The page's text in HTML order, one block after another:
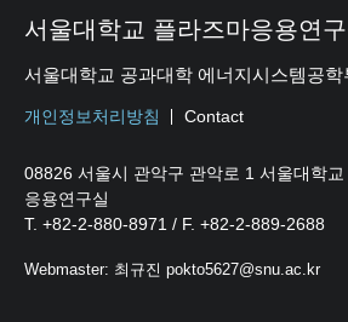
서울대학교 플라즈마응용연
서울대학교 공과대학 에너지시스템공
개인정보처리방침 Contact
08826 서울시 관악구 관악로 1 서울대학
응용연구실
T. +82-2-880-8971 / F. +82-2-889-2688
Webmaster: 최규진 pokto5627@snu.ac.kr